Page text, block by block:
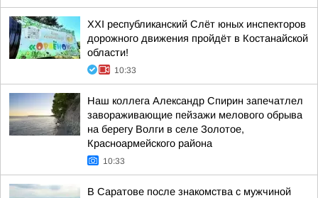
XXI республиканский Слёт юных инспекторов
дорожного движения пройдёт в Костанайской
области!
10:33
Наш коллега Александр Спирин запечатлел
завораживающие пейзажи мелового обрыва
на берегу Волги в селе Золотое,
Красноармейского района
10:33
В Саратове после знакомства с мужчиной